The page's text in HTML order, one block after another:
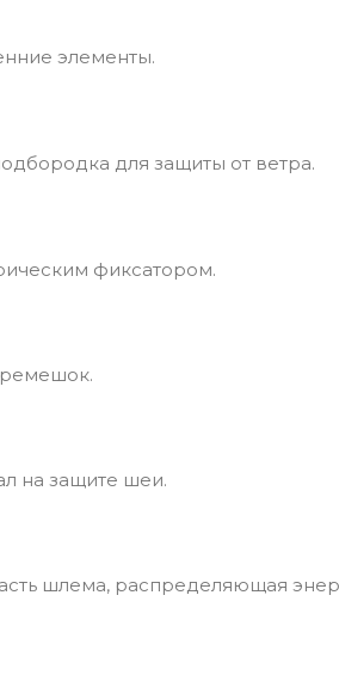
элементы.
для защиты от ветра.
фиксатором.
на защите шеи.
шлема, распределяющая